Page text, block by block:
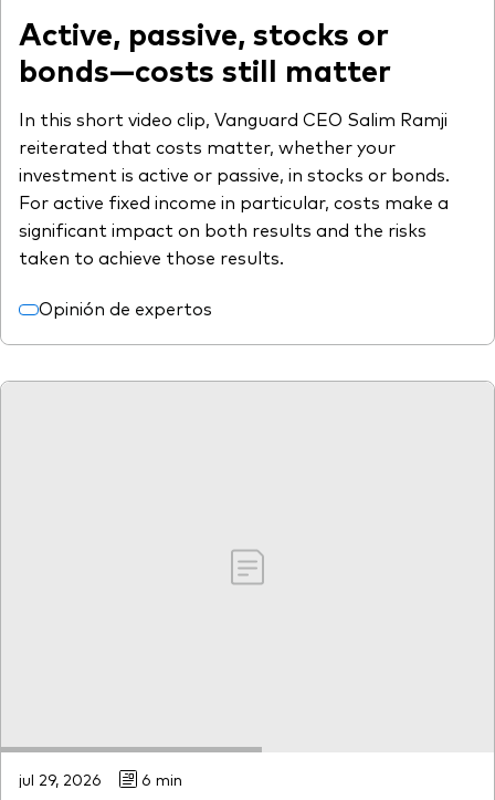
Active, passive, stocks or
bonds—costs still matter
In this short video clip, Vanguard CEO Salim Ramji
reiterated that costs matter, whether your
investment is active or passive, in stocks or bonds.
For active fixed income in particular, costs make a
significant impact on both results and the risks
taken to achieve those results.
Opinión de expertos
jul 29, 2026 6 min